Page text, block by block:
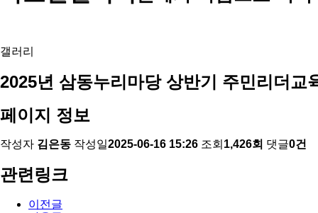
갤러리
2025년 삼동누리마당 상반기 주민리더교
페이지 정보
작성자 김은동 작성일2025-06-16 15:26 조회 1,426회 댓글0건
관련링크
이전글